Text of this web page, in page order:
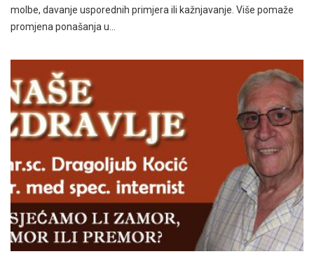
molbe, davanje usporednih primjera ili kažnjavanje. Više pomaže
promjena ponašanja u…